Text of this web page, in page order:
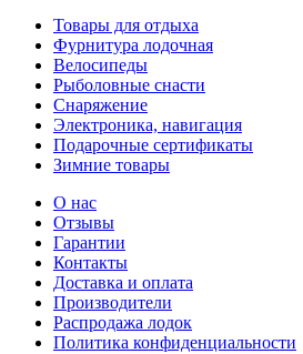
Товары для отдыха
Фурнитура лодочная
Велосипеды
Рыболовные снасти
Снаряжение
Электроника, навигация
Подарочные сертификаты
Зимние товары
О нас
Отзывы
Гарантии
Контакты
Доставка и оплата
Производители
Распродажа лодок
Политика конфиденциальности